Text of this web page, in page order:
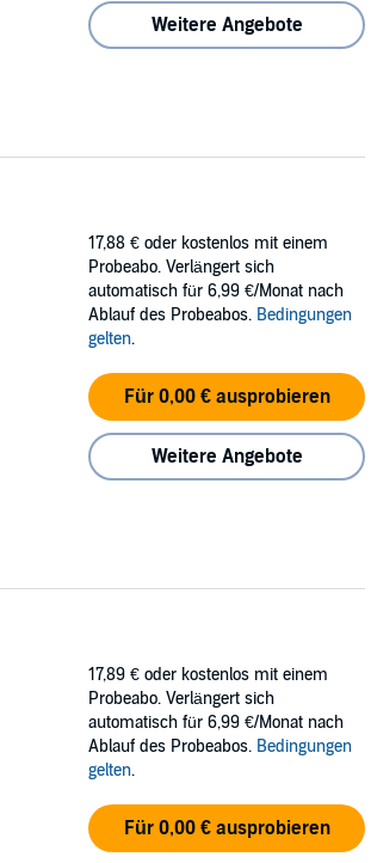
Weitere Angebote
17,88 € oder kostenlos mit einem
Probeabo. Verlängert sich
automatisch für 6,99 €/Monat nach
Ablauf des Probeabos. Bedingungen
gelten.
Für 0,00 € ausprobieren
Weitere Angebote
17,89 € oder kostenlos mit einem
Probeabo. Verlängert sich
automatisch für 6,99 €/Monat nach
Ablauf des Probeabos. Bedingungen
gelten.
Für 0,00 € ausprobieren